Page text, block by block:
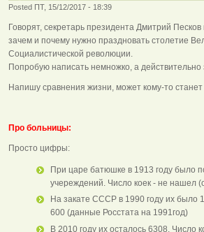
Posted ПТ, 15/12/2017 - 18:39
Говорят, секретарь президента Дмитрий
зачем и почему нужно праздновать столетие
Социалистической революции.
Попробую написать немножко, а действительно
Напишу сравнения жизни, может кому-то
Про больницы:
Просто цифры:
При царе батюшке в 1913 году было
учереждений. Число коек - не нашел
На закате СССР в 1990 году их было
600 (данные Росстата на 1991год)
В 2010 году их осталось 6308. Число